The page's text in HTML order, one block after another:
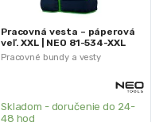
Pracovné bundy a vesty
Pracovná vesta – páperová
veľ. XXL | NEO 81-534-XXL
Skladom - doručenie do 24-
48 hod